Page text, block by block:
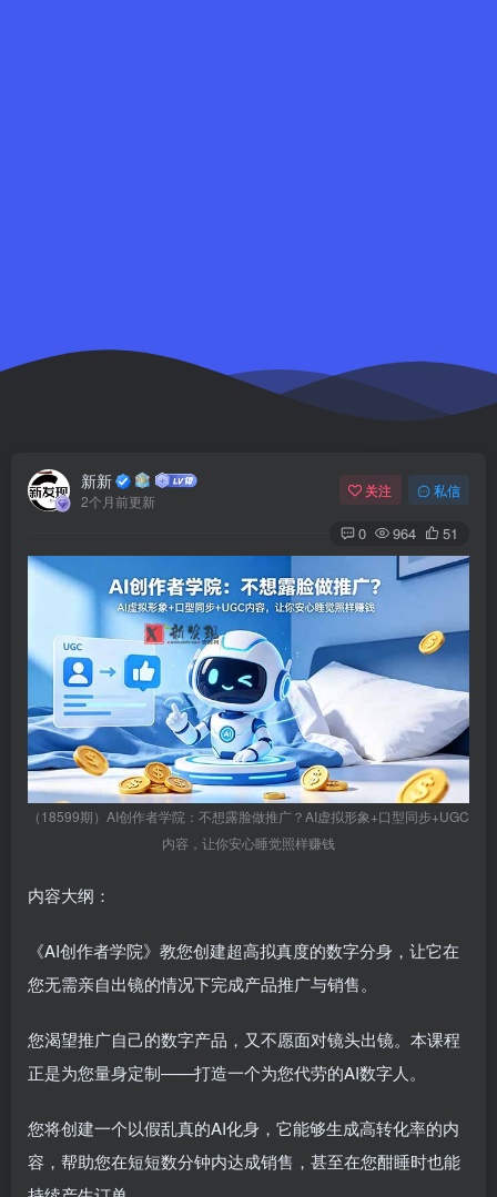
新新
2个月前更新
关注 私信
0 964 51
（18599期）AI创作者学院：不想露脸做推广？AI虚拟形象+口型同步+UGC
内容，让你安心睡觉照样赚钱
内容大纲：
《AI创作者学院》教您创建超高拟真度的数字分身，让它在
您无需亲自出镜的情况下完成产品推广与销售。
您渴望推广自己的数字产品，又不愿面对镜头出镜。本课程
正是为您量身定制——打造一个为您代劳的AI数字人。
您将创建一个以假乱真的AI化身，它能够生成高转化率的内
容，帮助您在短短数分钟内达成销售，甚至在您酣睡时也能